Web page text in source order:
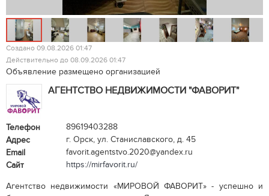
Создано 09.08.2026 01:47
Действительно до 08.09.2026 01:47
Объявление размещено организацией
АГЕНТСТВО НЕДВИЖИМОСТИ "ФАВОРИТ"
Телефон
89619403288
Адрес
г. Орск, ул. Станиславского, д. 45
Email
favorit.agentstvo.2020@yandex.ru
Сайт
https://mirfavorit.ru/
Агентство недвижимости «МИРОВОЙ ФАВОРИТ» - успешно и